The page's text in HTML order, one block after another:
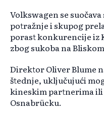
Volkswagen se
potražnje i skupog
porast konkurencije iz
zbog sukoba na
Direktor Oliver Blume
štednje, uključujući
kineskim partnerima
Osnabrücku.